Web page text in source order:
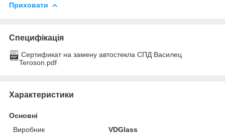
Приховати
Специфікація
Сертификат на замену автостекла СПД Василец
Teroson.pdf
Характеристики
Основні
Виробник
VDGlass